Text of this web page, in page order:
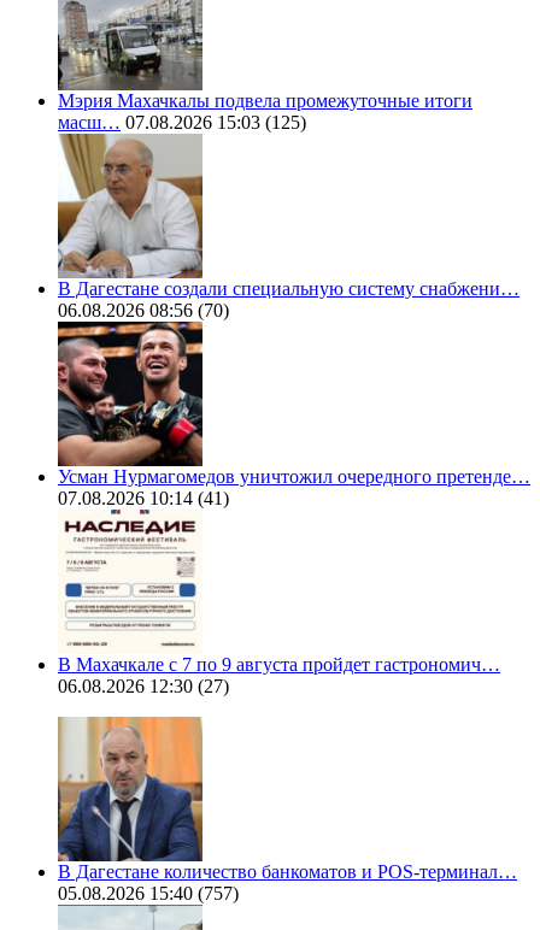
Мэрия Махачкалы подвела промежуточные итоги
масш… 07.08.2026 15:03 (125)
В Дагестане создали специальную систему снабжени…
06.08.2026 08:56 (70)
Усман Нурмагомедов уничтожил очередного претенде…
07.08.2026 10:14 (41)
В Махачкале с 7 по 9 августа пройдет гастрономич…
06.08.2026 12:30 (27)
В Дагестане количество банкоматов и POS-терминал…
05.08.2026 15:40 (757)